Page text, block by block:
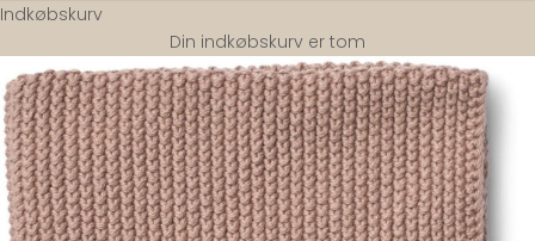
Indkøbskurv
Din indkøbskurv er tom